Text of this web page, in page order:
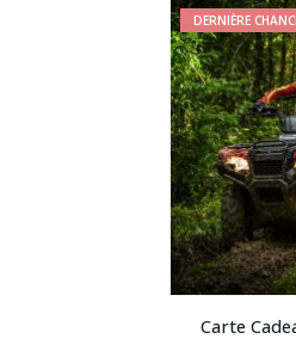
DERNIÈRE
Carte